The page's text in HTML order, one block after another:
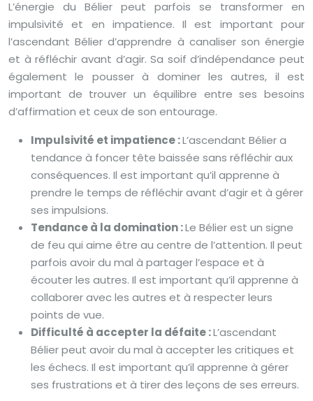
L’énergie du Bélier peut parfois se transformer en
impulsivité et en impatience. Il est important pour
l’ascendant Bélier d’apprendre à canaliser son énergie
et à réfléchir avant d’agir. Sa soif d’indépendance peut
également le pousser à dominer les autres, il est
important de trouver un équilibre entre ses besoins
d’affirmation et ceux de son entourage.
Impulsivité et impatience :L’ascendant Bélier a
tendance à foncer tête baissée sans réfléchir aux
conséquences. Il est important qu’il apprenne à
prendre le temps de réfléchir avant d’agir et à gérer
ses impulsions.
Tendance à la domination :Le Bélier est un signe
de feu qui aime être au centre de l’attention. Il peut
parfois avoir du mal à partager l’espace et à
écouter les autres. Il est important qu’il apprenne à
collaborer avec les autres et à respecter leurs
points de vue.
Difficulté à accepter la défaite :L’ascendant
Bélier peut avoir du mal à accepter les critiques et
les échecs. Il est important qu’il apprenne à gérer
ses frustrations et à tirer des leçons de ses erreurs.